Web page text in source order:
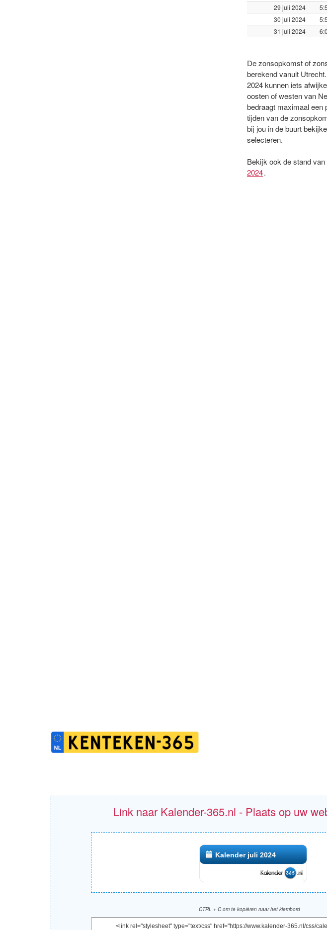
29 juli 2024
30 juli 2024
31 juli 2024
De zonsopkomst of
berekend vanuit
2024 kunnen iets
oosten of westen van
bedraagt maximaal een
tijden van de
bij jou in de buurt
selecteren.
Bekijk ook de stand
2024.
Link naar Kalender-365.nl - Plaats op uw
Kalender juli 2024
CTRL + C om te kopiëren naar het klembord